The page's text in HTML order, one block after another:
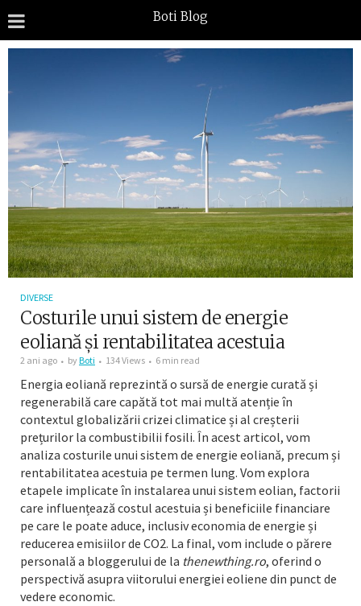
Boti Blog
DIVERSE
Costurile unui sistem de energie
eoliană și rentabilitatea acestuia
2 ani ago byBoti 134 Views 6 min read
Energia eoliană reprezintă o sursă de energie curată și
regenerabilă care capătă tot mai multă atenție în
contextul globalizării crizei climatice și al creșterii
prețurilor la combustibilii fosili. În acest articol, vom
analiza costurile unui sistem de energie eoliană, precum și
rentabilitatea acestuia pe termen lung. Vom explora
etapele implicate în instalarea unui sistem eolian, factorii
care influențează costul acestuia și beneficiile financiare
pe care le poate aduce, inclusiv economia de energie și
reducerea emisiilor de CO2. La final, vom include o părere
personală a bloggerului de la thenewthing.ro, oferind o
perspectivă asupra viitorului energiei eoliene din punct de
vedere economic.